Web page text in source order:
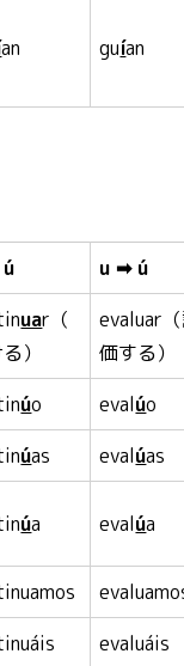
an guían
u ➡ ú
uar（
）
evaluar
価する）
úo evalúo
úas evalúas
úa evalúa
evaluáis